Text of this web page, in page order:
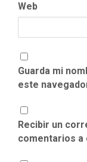
Web
Guarda mi
este
Recibir un
comentarios a